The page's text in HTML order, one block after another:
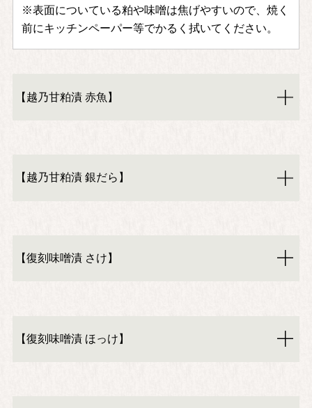
※表面についている粕や味噌は焦げやすいので、焼く
前にキッチンペーパー等でかるく拭いてください。
【越乃甘粕漬 赤魚】
【越乃甘粕漬 銀だら】
【復刻味噌漬 さけ】
【復刻味噌漬 ほっけ】